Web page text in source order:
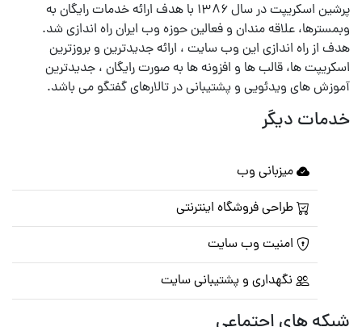
پرشین اسکریپت در سال ۱۳۸۶ با هدف ارائه خدمات رایگان به
وبمسترها، علاقه مندان و فعالین حوزه وب ایران راه اندازی شد.
هدف از راه اندازی این وب سایت ، ارائه جدیدترین و بروزترین
اسکریپت ها، قالب ها و افزونه ها به صورت رایگان ، جدیدترین
آموزش های ویدئویی و پشتیبانی در تالارهای گفتگو می باشد.
خدمات دیگر
میزبانی وب
طراحی فروشگاه اینترنتی
امنیت وب سایت
نگهداری و پشتیبانی سایت